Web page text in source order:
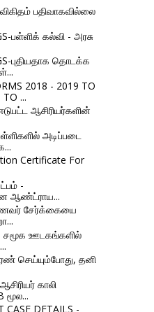
பதிவாகவில்லை
பள்ளிக் கல்வி - அரசு
புதியதாக தொடக்க
2018 - 2019 TO
...
ஆசிரியர்களின்
அடிப்படை
Certificate For
-
ஆண்ட்ராய...
சேர்க்கையை
சமூக ஊடகங்களில்
செய்யும்போது, தனி
காலி
மூல...
DETAILS -